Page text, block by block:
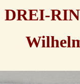
DREI-